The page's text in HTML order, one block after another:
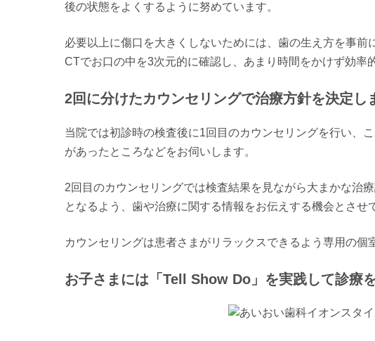
後の状態をよくするように努めています。
必要以上に傷口を大きくしないためには、歯の生え方を事
CTでお口の中を3次元的に確認し、あまり時間をかけず効率
2回に分けたカウンセリングで治療方針を決定し
当院では初診時の検査後に1回目のカウンセリングを行い、
があったところなどをお伺いします。
2回目のカウンセリングでは検査結果を見ながら大まかな治
となるよう、歯や治療に関する情報をお伝えする機会とさせ
カウンセリングは患者さまがリラックスできるよう専用の個
お子さまには「Tell Show Do」を実践して診療